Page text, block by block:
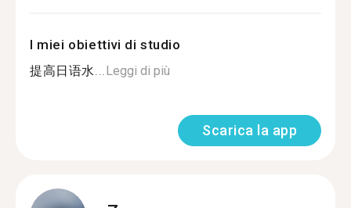
I miei obiettivi di studio
提高日语水...Leggi di più
Scarica la app